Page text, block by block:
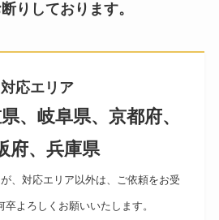
りしております。
対応エリア
、岐阜県、京都府、
府、兵庫県
、対応エリア以外は、ご依頼をお受
卒よろしくお願いいたします。